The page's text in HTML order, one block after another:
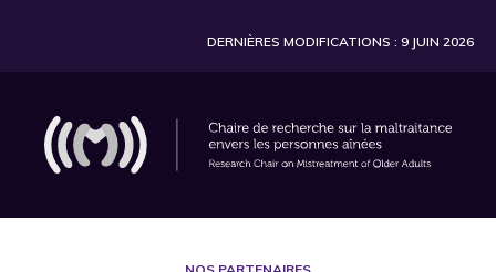
DERNIÈRES MODIFICATIONS : 9 JUIN 2026